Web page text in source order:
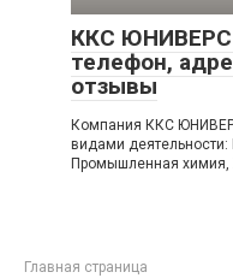
ККС ЮНИВЕРС
телефон,
отзывы
Компания ККС
видами
Промышленная химия,
Главная страница